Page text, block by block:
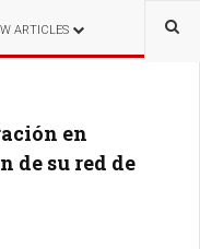
ARTICLES
en
de su red de